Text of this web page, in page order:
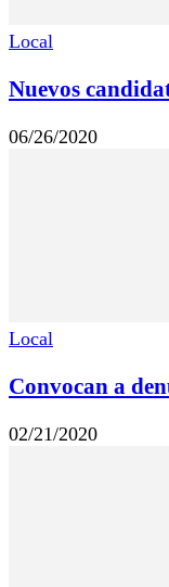
Local
Nuevos
06/26/2020
Local
Convocan a
02/21/2020